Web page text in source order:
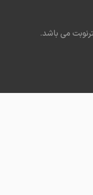
می باشد.